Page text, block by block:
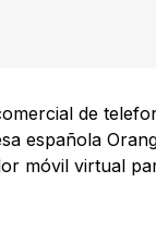
de
española
móvil virtual